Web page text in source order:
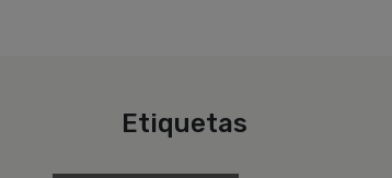
Etiquetas